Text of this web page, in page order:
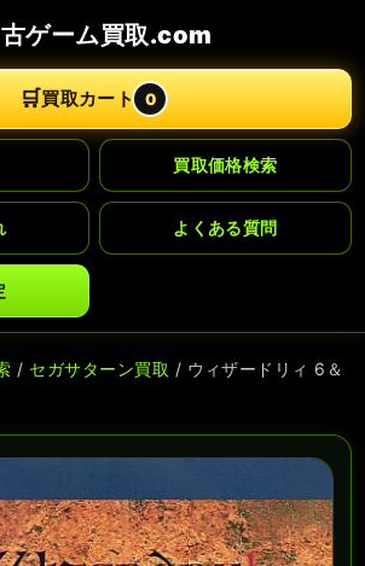
ゲーム買取.com
🛒買取カート 0
買取価格検索
よくある質問
/ セガサターン買取 / ウィザードリィ 6＆